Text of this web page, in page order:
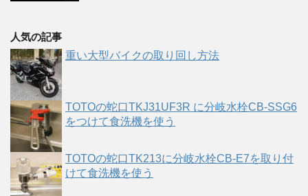
人気の記事
重い大型バイクの取り回し方法
TOTOの蛇口TKJ31UF3R に分岐水栓CB-SSG6
をつけて食洗機を使う
TOTOの蛇口TK213に分岐水栓CB-E7を取り付
けて食洗機を使う